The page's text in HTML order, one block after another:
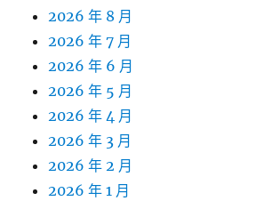
2026 年 8 月
2026 年 7 月
2026 年 6 月
2026 年 5 月
2026 年 4 月
2026 年 3 月
2026 年 2 月
2026 年 1 月